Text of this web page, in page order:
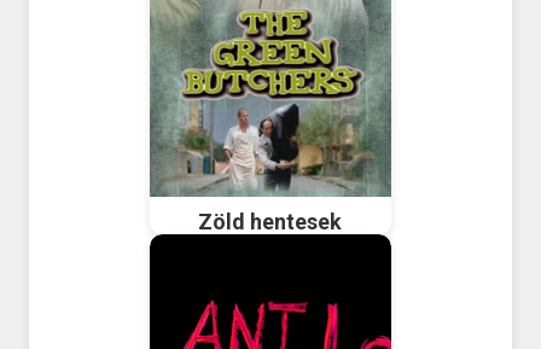
Zöld hentesek